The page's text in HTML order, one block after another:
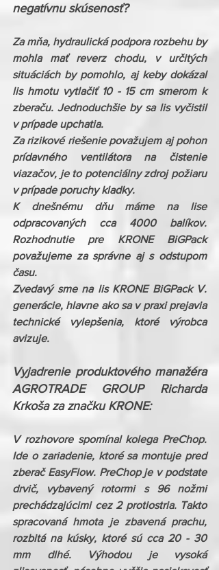
negatívnu skúsenosť?
Za mňa, hydraulická podpora rozbehu by
mohla mať reverz chodu, v určitých
situáciách by pomohlo, aj keby dokázal
lis hmotu vytlačiť 10 - 15 cm smerom k
zberaču. Jednoduchšie by sa lis vyčistil
v prípade upchatia.
Za rizikové riešenie považujem aj pohon
prídavného ventilátora na čistenie
viazačov, je to potenciálny zdroj požiaru
v prípade poruchy kladky.
K dnešnému dňu máme na lise
odpracovaných cca 4000 balíkov.
Rozhodnutie pre KRONE BiGPack
považujeme za správne aj s odstupom
času.
Zvedavý sme na lis KRONE BiGPack V.
generácie, hlavne ako sa v praxi prejavia
technické vylepšenia, ktoré výrobca
avizuje.
Vyjadrenie produktového manažéra
AGROTRADE GROUP Richarda
Krkoša za značku KRONE:
V rozhovore spomínal kolega PreChop.
Ide o zariadenie, ktoré sa montuje pred
zberač EasyFlow. PreChop je v podstate
drvič, vybavený rotormi s 96 nožmi
prechádzajúcimi cez 2 protiostria. Takto
spracovaná hmota je zbavená prachu,
rozbitá na kúsky, ktoré sú cca 20 - 30
mm dlhé. Výhodou je vysoká